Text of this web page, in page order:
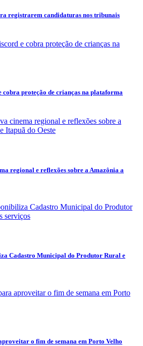
registrarem candidaturas nos tribunais
cobra proteção de crianças na plataforma
regional e reflexões sobre a Amazônia a
Cadastro Municipal do Produtor Rural e
o fim de semana em Porto Velho